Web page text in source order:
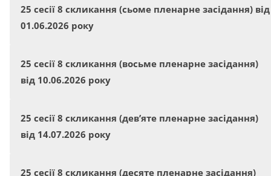
25 сесії 8 скликання (сьоме пленарне засідання) від
01.06.2026 року
25 сесії 8 скликання (восьме пленарне засідання)
від 10.06.2026 року
25 сесії 8 скликання (дев’яте пленарне засідання)
від 14.07.2026 року
25 сесії 8 скликання (десяте пленарне засідання)